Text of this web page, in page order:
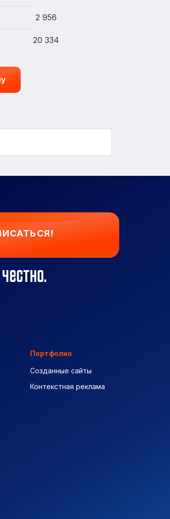
2 956
20 334
Портфолио
Созданные сайты
Контекстная реклама